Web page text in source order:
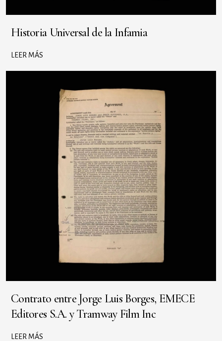
Historia Universal de la Infamia
LEER MÁS
Contrato entre Jorge Luis Borges, EMECE
Editores S.A. y Tramway Film Inc
LEER MÁS